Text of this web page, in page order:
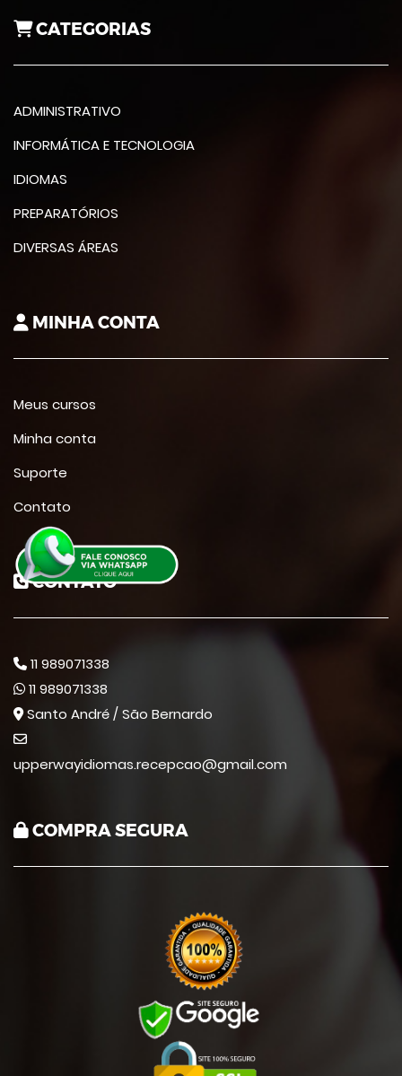
CATEGORIAS
ADMINISTRATIVO
INFORMÁTICA E TECNOLOGIA
IDIOMAS
PREPARATÓRIOS
DIVERSAS ÁREAS
MINHA CONTA
Meus cursos
Minha conta
Suporte
Contato
CONTATO
11 989071338
11 989071338
Santo André / São Bernardo
upperwayidiomas.recepcao@gmail.com
COMPRA SEGURA